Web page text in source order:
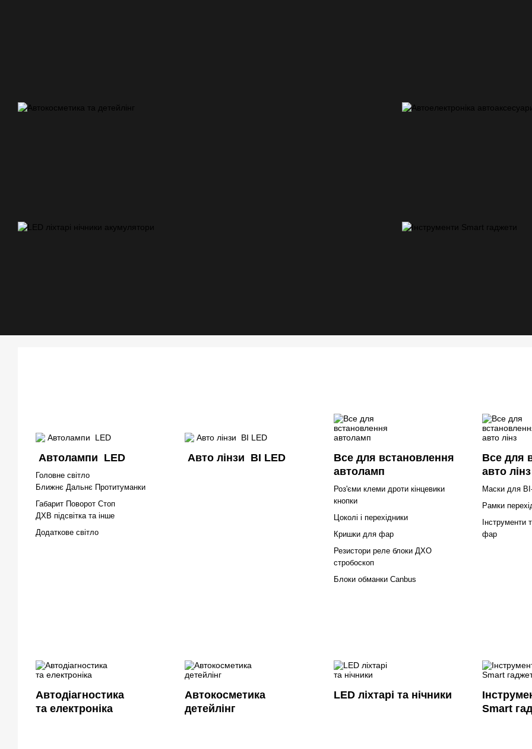
Автолампи LED
Головне світло
Ближнє Дальнє Протитуманки
Габарит Поворот Стоп
ДХВ підсвітка та інше
Додаткове світло
Авто лінзи BI LED
Все для встановлення
автоламп
Роз'єми клеми дроти кінцевики
кнопки
Цоколі і перехідники
Кришки для фар
Резистори реле блоки ДХО
стробоскоп
Блоки обманки Canbus
Все для
авто лінз
Маски для
Рамки
Інструменти
фар
Автодіагностика
та електроніка
Автокосметика
детейлінг
LED ліхтарі та нічники
Smart